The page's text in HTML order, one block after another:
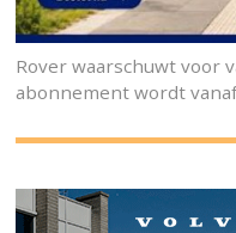
Rover waarschuwt voor
abonnement wordt